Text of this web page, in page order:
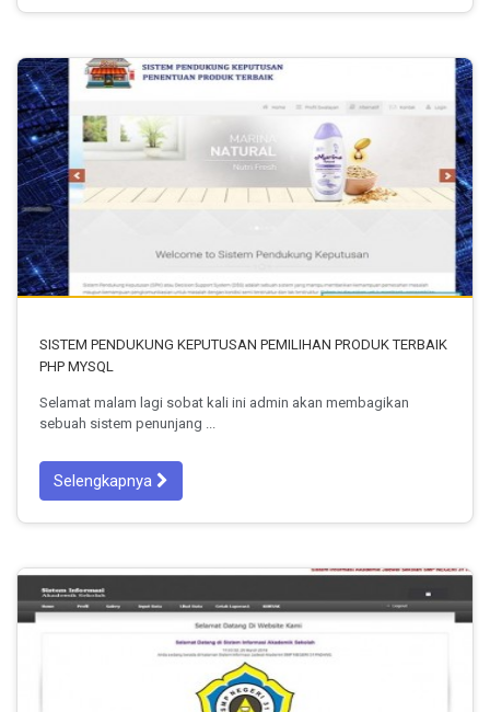
SISTEM PENDUKUNG KEPUTUSAN PEMILIHAN PRODUK TERBAIK
PHP MYSQL
Selamat malam lagi sobat kali ini admin akan membagikan
sebuah sistem penunjang ...
Selengkapnya